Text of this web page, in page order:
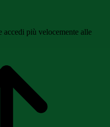
accedi più velocemente alle